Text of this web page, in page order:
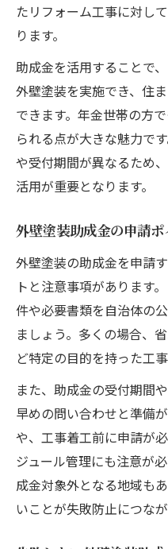
たリフォーム工事に対し
ります。
助成金を活用することで
外壁塗装を実施でき、住
できます。年金世帯の方
られる点が大きな魅力で
や受付期間が異なるため
活用が重要となります。
外壁塗装助成金の申請
外壁塗装の助成金を申請
トと注意事項があります
件や必要書類を自治体の
ましょう。多くの場合、
ど特定の目的を持った工
また、助成金の受付期間
早めの問い合わせと準備
や、工事着工前に申請が
ジュール管理にも注意が
成金対象外となる地域も
いことが失敗防止につなが